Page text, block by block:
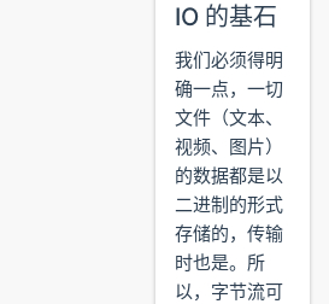
IO 的基石
我们必须得明
确一点，一切
文件（文本、
视频、图片）
的数据都是以
二进制的形式
存储的，传输
时也是。所
以，字节流可